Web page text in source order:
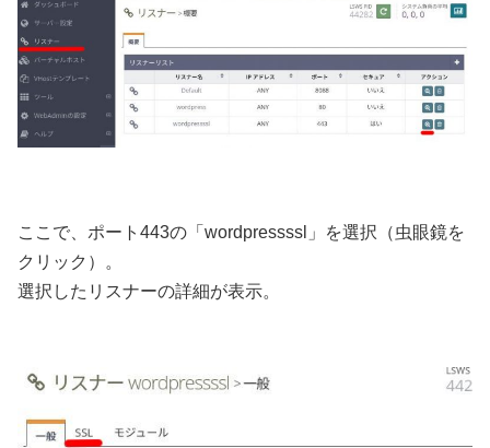
ここで、ポート443の「wordpressssl」を選択（虫眼鏡を
クリック）。
選択したリスナーの詳細が表示。